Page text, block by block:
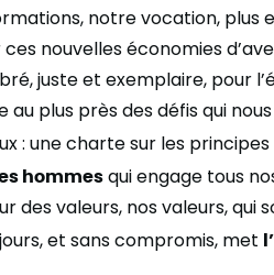
notre vocation, plus
nouvelles économies
juste et exemplaire, pour
plus près des défis qui
: une charte sur les
hommes qui engage tous
des valeurs, nos valeurs,
et sans compromis, met